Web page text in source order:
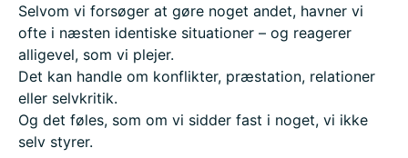
Selvom vi forsøger at gøre noget andet, havner vi
ofte i næsten identiske situationer – og reagerer
alligevel, som vi plejer.
Det kan handle om konflikter, præstation, relationer
eller selvkritik.
Og det føles, som om vi sidder fast i noget, vi ikke
selv styrer.